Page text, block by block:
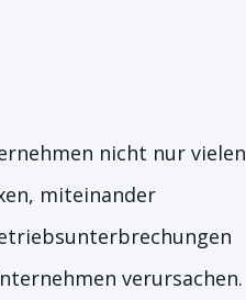
nicht nur vielen
miteinander
verursachen.